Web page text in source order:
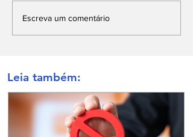
Escreva um comentário
Leia também: